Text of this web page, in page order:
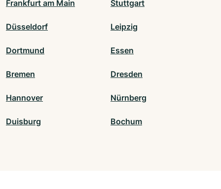
Frankfurt am Main Stuttgart
Düsseldorf Leipzig
Dortmund Essen
Bremen Dresden
Hannover Nürnberg
Duisburg Bochum